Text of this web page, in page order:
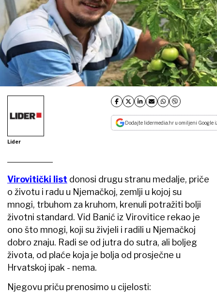
Lider
Dodajte lidermedia.hr u omiljeni Google
Virovitički list donosi drugu stranu medalje, priče
o životu i radu u Njemačkoj, zemlji u kojoj su
mnogi, trbuhom za kruhom, krenuli potražiti bolji
životni standard. Vid Banić iz Virovitice rekao je
ono što mnogi, koji su živjeli i radili u Njemačkoj
dobro znaju. Radi se od jutra do sutra, ali boljeg
života, od plaće koja je bolja od prosječne u
Hrvatskoj ipak - nema.
Njegovu priču prenosimo u cijelosti: